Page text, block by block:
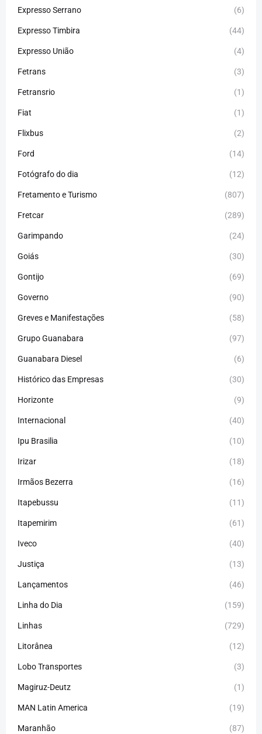
Expresso Serrano (6)
Expresso Timbira (44)
Expresso União (4)
Fetrans (3)
Fetransrio (1)
Fiat (1)
Flixbus (2)
Ford (14)
Fotógrafo do dia (12)
Fretamento e Turismo (807)
Fretcar (289)
Garimpando (24)
Goiás (30)
Gontijo (69)
Governo (90)
Greves e Manifestações (58)
Grupo Guanabara (97)
Guanabara Diesel (6)
Histórico das Empresas (30)
Horizonte (9)
Internacional (40)
Ipu Brasilia (10)
Irizar (18)
Irmãos Bezerra (16)
Itapebussu (11)
Itapemirim (61)
Iveco (40)
Justiça (13)
Lançamentos (46)
Linha do Dia (159)
Linhas (729)
Litorânea (12)
Lobo Transportes (3)
Magiruz-Deutz (1)
MAN Latin America (19)
Maranhão (87)